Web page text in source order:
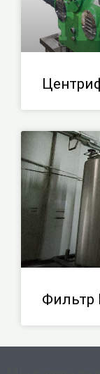
Фильтр